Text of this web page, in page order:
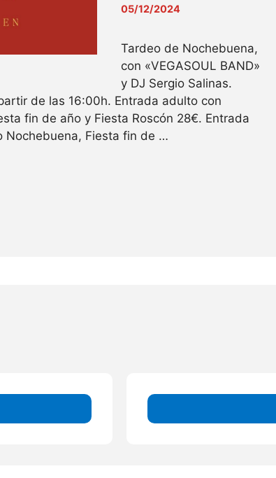
05/12/2024
Tardeo de Nochebuena,
con «VEGASOUL BAND»
y DJ Sergio Salinas.
de las 16:00h. Entrada adulto con
fin de año y Fiesta Roscón 28€. Entrada
Nochebuena, Fiesta fin de …